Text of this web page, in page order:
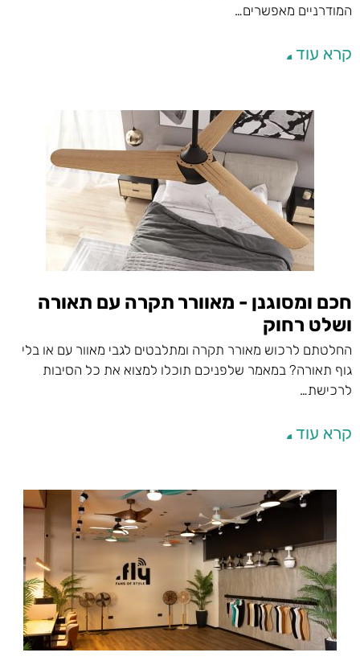
המודרניים מאפשרים…
קרא עוד
חכם ומסוגנן - מאוורר תקרה עם תאורה
ושלט רחוק
החלטתם לרכוש מאורר תקרה ומתלבטים לגבי מאוור עם או בלי
גוף תאורה? במאמר שלפניכם תוכלו למצוא את כל הסיבות
לרכישת…
קרא עוד